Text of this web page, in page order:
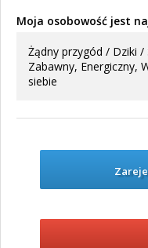
Moja osobowość jest
Żądny przygód / Dziki
Zabawny, Energiczny,
siebie